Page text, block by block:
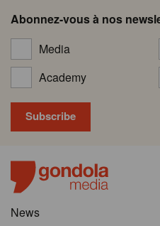
Abonnez-vous à nos
Media
Academy
News